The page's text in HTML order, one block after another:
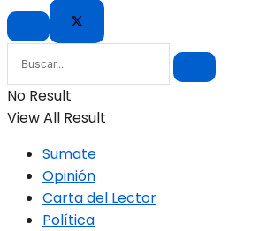
No Result
View All Result
Sumate
Opinión
Carta del Lector
Política